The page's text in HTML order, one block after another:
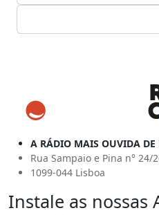
A RÁDIO MAIS OUVIDA DE
Rua Sampaio e Pina n° 24/
1099-044 Lisboa
Instale as nossas